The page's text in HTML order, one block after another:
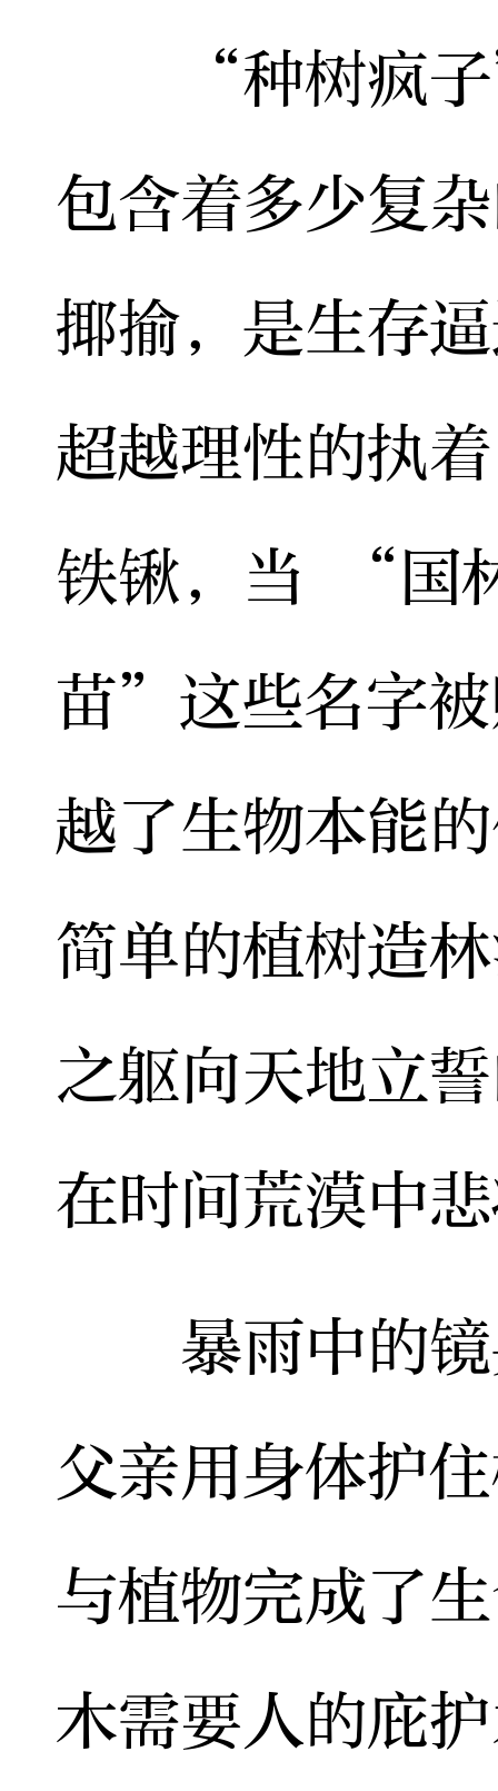
“种树疯子”
包含着多少复
揶揄，是生存
超越理性的执
铁锹，当 “
苗”这些名字
越了生物本能
简单的植树造
之躯向天地立
在时间荒漠中
暴雨中的镜
父亲用身体护
与植物完成了
木需要人的庇